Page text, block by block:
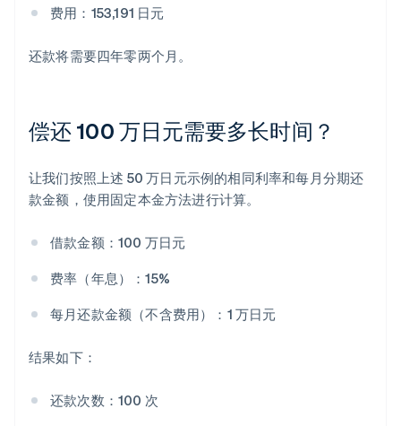
费用：153,191 日元
还款将需要四年零两个月。
偿还 100 万日元需要多长时间？
让我们按照上述 50 万日元示例的相同利率和每月分期还
款金额，使用固定本金方法进行计算。
借款金额：100 万日元
费率（年息）：15%
每月还款金额（不含费用）：1 万日元
结果如下：
还款次数：100 次